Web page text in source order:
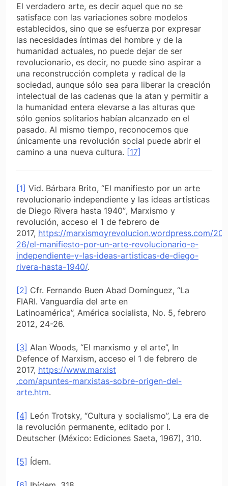
El verdadero arte, es decir aquel que no se
satisface con las variaciones sobre modelos
establecidos, sino que se esfuerza por expresar
las necesidades íntimas del hombre y de la
humanidad actuales, no puede dejar de ser
revolucionario, es decir, no puede sino aspirar a
una reconstrucción completa y radical de la
sociedad, aunque sólo sea para liberar la creación
intelectual de las cadenas que la atan y permitir a
la humanidad entera elevarse a las alturas que
sólo genios solitarios habían alcanzado en el
pasado. Al mismo tiempo, reconocemos que
únicamente una revolución social puede abrir el
camino a una nueva cultura. [17]
[1] Vid. Bárbara Brito, “El manifiesto por un arte
revolucionario independiente y las ideas artísticas
de Diego Rivera hasta 1940”, Marxismo y
revolución, acceso el 1 de febrero de
2017, https://marxismoyrevolucion.wordpress.com/
26/el-manifiesto-por-un-arte-revolucionario-e-
independiente-y-las-ideas-artisticas-de-diego-
rivera-hasta-1940/.
[2] Cfr. Fernando Buen Abad Domínguez, “La
FIARI. Vanguardia del arte en
Latinoamérica”, América socialista, No. 5, febrero
2012, 24-26.
[3] Alan Woods, “El marxismo y el arte”, In
Defence of Marxism, acceso el 1 de febrero de
2017, https://www.marxist
.com/apuntes-marxistas-sobre-origen-del-
arte.htm.
[4] León Trotsky, “Cultura y socialismo”, La era de
la revolución permanente, editado por I.
Deutscher (México: Ediciones Saeta, 1967), 310.
[5] Ídem.